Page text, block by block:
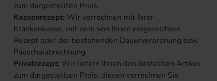
zum dargestellten Preis.
Kassenrezept: Wir verrechnen mit Ihrer
Krankenkasse, mit dem von Ihnen eingereichten
Rezept oder der bestehenden Dauerverordnung bzw.
Pauschalabrechnung.
Privatrezept: Wir liefern Ihnen den bestellten Artikel
zum dargestellten Preis, diesen verrechnen Sie